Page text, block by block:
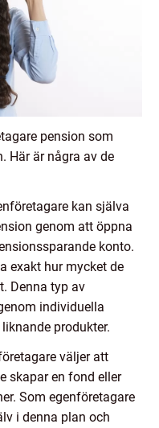
pension som
Här är några av de
kan själva
genom att öppna
konto.
exakt hur mycket de
Denna typ av
individuella
produkter.
väljer att
skapar en fond eller
Som egenföretagare
i denna plan och